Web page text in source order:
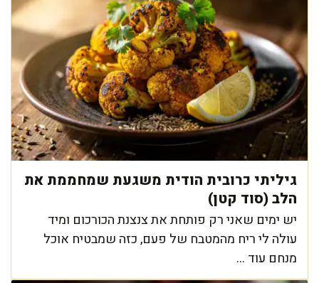
גיליתי כרובית הודית משגעת שמחממת את
הלב (סוד קטן)
יש ימים שאני רק פותחת את צנצנת הכורכום ומיד
עולה לי ריח מהמטבח של פעם, כזה שמבטיח אוכל
מנחם עוד ...